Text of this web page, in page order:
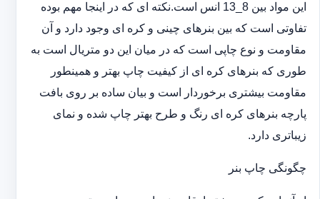
این مواد بین 8_13 انس است.نکته ای که در اینجا مهم بوده
تفاوتی است که بین بنرهای چینی و کره ای وجود دارد و آن
مقاومت و نوع چاپی است که در میان این دو متریال است به
طوری که بنرهای کره ای از کیفیت چاپ بهتر و همینطور
مقاومت بیشتری برخوردار است و بیان ساده بر روی بافت
پارچه بنرهای کره ای رنگ و طرح بهتر چاپ شده و نمای
زیباتری دارد.
چگونگی چاپ بنر